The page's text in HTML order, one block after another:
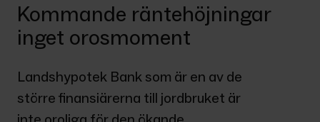
Kommande räntehöjningar
inget orosmoment
Landshypotek Bank som är en av de
större finansiärerna till jordbruket är